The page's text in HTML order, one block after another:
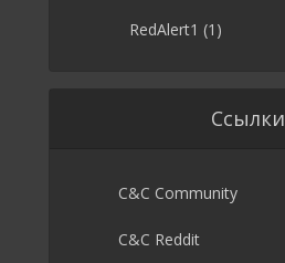
RedAlert1 (1)
Ссылки
C&C Community
C&C Reddit